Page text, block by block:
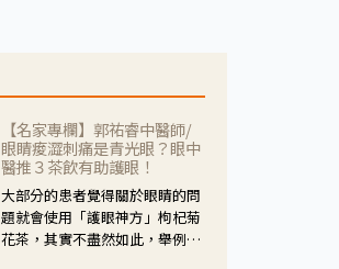
生活挑戰。
【名家專欄】郭祐睿中醫師/
眼睛痠澀刺痛是青光眼？眼中
醫推３茶飲有助護眼！
大部分的患者覺得關於眼睛的問
題就會使用「護眼神方」枸杞菊
花茶，其實不盡然如此，舉例來